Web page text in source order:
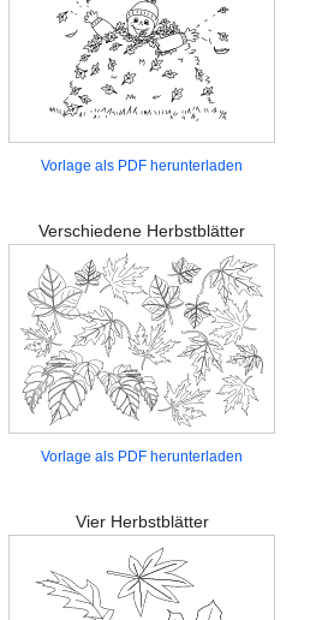
Vorlage als PDF herunterladen
Verschiedene Herbstblätter
Vorlage als PDF herunterladen
Vier Herbstblätter